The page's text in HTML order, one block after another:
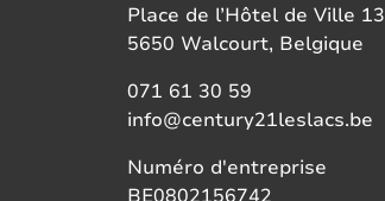
Place de l’Hôtel de Ville 13
5650 Walcourt, Belgique
071 61 30 59
info@century21leslacs.be
Numéro d'entreprise
BE0802156742